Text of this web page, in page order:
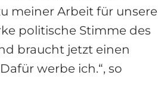
meiner Arbeit für unsere
politische Stimme des
braucht jetzt einen
werbe ich.“, so